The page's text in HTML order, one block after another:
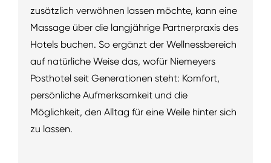
zusätzlich verwöhnen lassen möchte, kann eine
Massage über die langjährige Partnerpraxis des
Hotels buchen. So ergänzt der Wellnessbereich
auf natürliche Weise das, wofür Niemeyers
Posthotel seit Generationen steht: Komfort,
persönliche Aufmerksamkeit und die
Möglichkeit, den Alltag für eine Weile hinter sich
zu lassen.